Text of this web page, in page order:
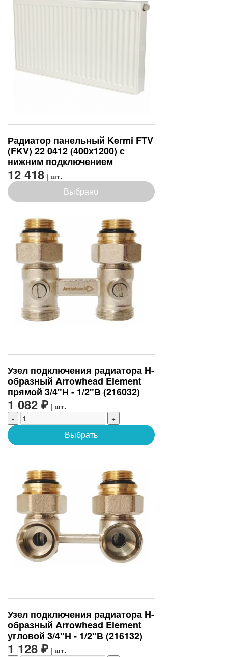
Радиатор панельный Kermi FTV
(FKV) 22 0412 (400х1200) с
нижним подключением
12 418 | шт.
Выбрано
Узел подключения радиатора H-
образный Arrowhead Element
прямой 3/4"Н - 1/2"В (216032)
1 082 ₽ | шт.
-
+
Выбрать
Узел подключения радиатора H-
образный Arrowhead Element
угловой 3/4"Н - 1/2"В (216132)
1 128 ₽ | шт.